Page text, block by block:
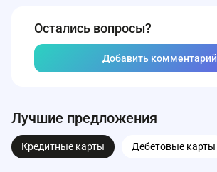
Остались вопросы?
Добавить комментарий
Лучшие предложения
Кредитные карты Дебетовые карты